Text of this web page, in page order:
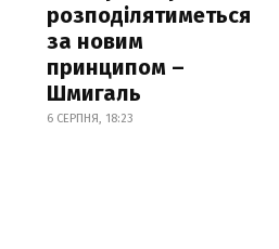
розподілятиметься
за новим
принципом –
Шмигаль
6 СЕРПНЯ, 18:23